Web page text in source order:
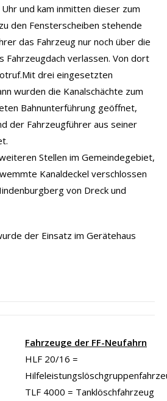
und kam inmitten dieser zum
den Fensterscheiben stehende
das Fahrzeug nur noch über die
Fahrzeugdach verlassen. Von dort
drei eingesetzten
wurden die Kanalschächte zum
Bahnunterführung geöffnet,
der Fahrzeugführer aus seiner
Stellen im Gemeindegebiet,
Kanaldeckel verschlossen
von Dreck und
der Einsatz im Gerätehaus
Fahrzeuge der FF-Neufahrn
HLF 20/16 =
TLF 4000 = Tanklöschfahrzeug